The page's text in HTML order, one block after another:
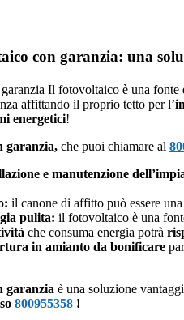
con garanzia: una
Il fotovoltaico è una fonte
affittando il proprio tetto per l’
energetici!
garanzia, che puoi chiamare al
e manutenzione
il canone di affitto può essere
pulita: il fotovoltaico è una
che consuma energia potrà
in amianto da bonificare
garanzia è una soluzione
800955358 !